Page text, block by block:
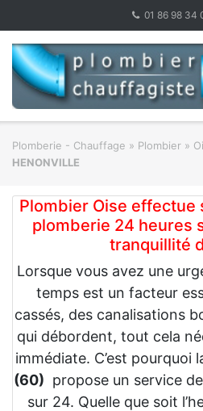
content
01 86 98 34
Plomberie - Chauffage » Plombier »
HENONVILLE
Plombier Oise effectue
plomberie 24 heures
tranquillité
Lorsque vous avez une
temps est un facteur
cassés, des canalisations
qui débordent, tout cela
immédiate. C’est pourquoi
(60) propose un service
sur 24. Quelle que soit